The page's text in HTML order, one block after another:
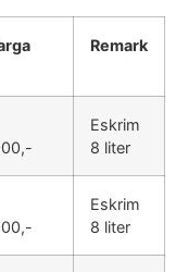
Remark
Eskrim
8 liter
Eskrim
8 liter